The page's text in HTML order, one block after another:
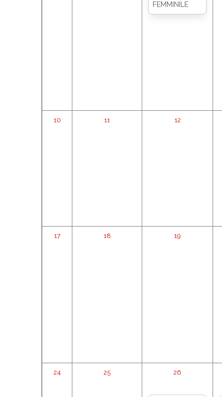
FEMMINILE
10 11 12
17 18 19
24 25 26